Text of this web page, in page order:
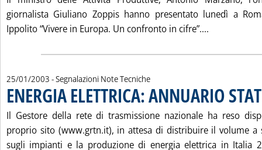
giornalista Giuliano Zoppis hanno presentato lunedì a
Ippolito “Vivere in Europa. Un confronto in cifre”....
25/01/2003 - Segnalazioni Note Tecniche
ENERGIA ELETTRICA: ANNUARIO
Il Gestore della rete di trasmissione nazionale ha reso
proprio sito (www.grtn.it), in attesa di distribuire il volume a
sugli impianti e la produzione di energia elettrica in Italia